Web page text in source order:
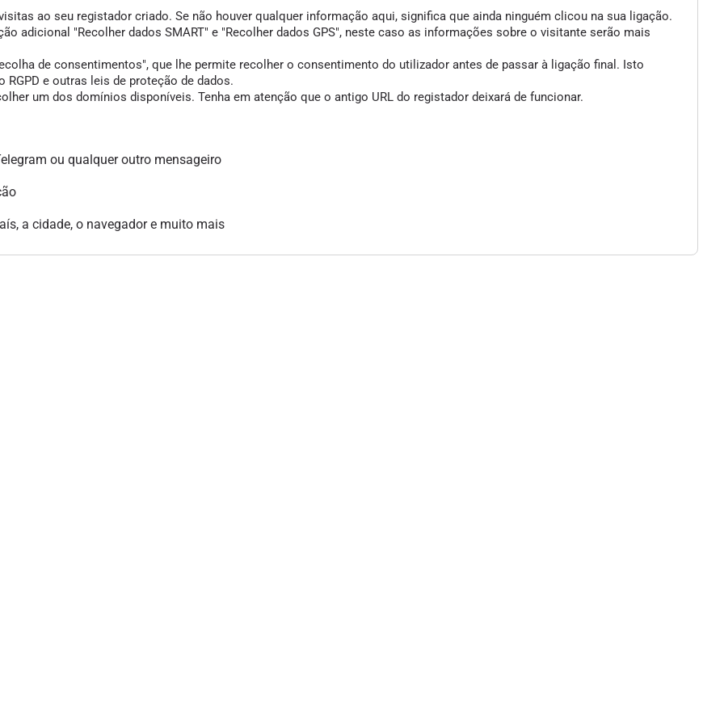
ao seu registador criado. Se não houver qualquer informação aqui, significa que ainda ninguém clicou na sua ligação.
adicional "Recolher dados SMART" e "Recolher dados GPS", neste caso as informações sobre o visitante serão mais
de consentimentos", que lhe permite recolher o consentimento do utilizador antes de passar à ligação final. Isto
e outras leis de proteção de dados.
um dos domínios disponíveis. Tenha em atenção que o antigo URL do registador deixará de funcionar.
ou qualquer outro mensageiro
a cidade, o navegador e muito mais